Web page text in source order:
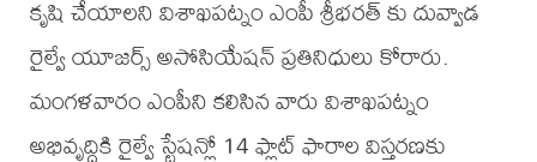
కృషి చేయాలని విశాఖపట్నం ఎంపీ శ్రీభరత్ కు దువ్వాడ
రైల్వే యూజర్స్ అసోసియేషన్ ప్రతినిధులు కోరారు.
మంగళవారం ఎంపీని కలిసిన వారు విశాఖపట్నం
అభివృద్ధికి రైల్వే స్టేషన్లో 14 ఫ్లాట్ ఫారాల విస్తరణకు